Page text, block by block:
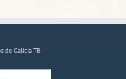
de Galicia TB